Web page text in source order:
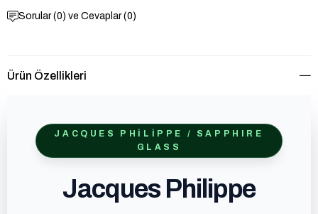
Sorular (0) ve Cevaplar (0)
Ürün Özellikleri
JACQUES PHILIPPE / SAPPHIRE
GLASS
Jacques Philippe